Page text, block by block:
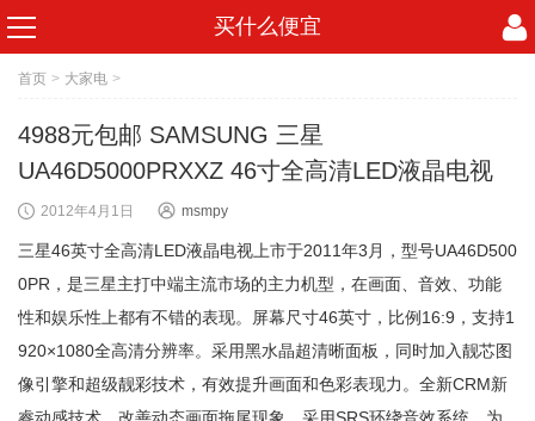
买什么便宜
首页 > 大家电 >
4988元包邮 SAMSUNG 三星
UA46D5000PRXXZ 46寸全高清LED液晶电视
2012年4月1日 msmpy
三星46英寸全高清LED液晶电视上市于2011年3月，型号UA46D500
0PR，是三星主打中端主流市场的主力机型，在画面、音效、功能
性和娱乐性上都有不错的表现。屏幕尺寸46英寸，比例16:9，支持1
920×1080全高清分辨率。采用黑水晶超清晰面板，同时加入靓芯图
像引擎和超级靓彩技术，有效提升画面和色彩表现力。全新CRM新